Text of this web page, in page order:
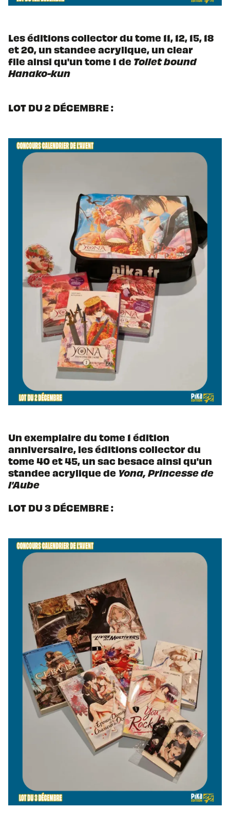
Les éditions collector du tome 11, 12, 15, 18
et 20, un standee acrylique, un clear
file ainsi qu'un tome 1 de Toilet bound
Hanako-kun
LOT DU 2 DÉCEMBRE :
Un exemplaire du tome 1 édition
anniversaire, les éditions collector du
tome 40 et 45, un sac besace ainsi qu'un
standee acrylique de Yona, Princesse de
l'Aube
LOT DU 3 DÉCEMBRE :